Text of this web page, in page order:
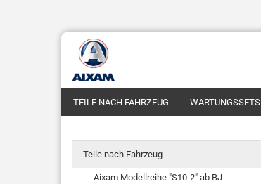
TEILE NACH FAHRZEUG WARTUNGSSETS
Teile nach Fahrzeug
Aixam Modellreihe "S10-2" ab BJ